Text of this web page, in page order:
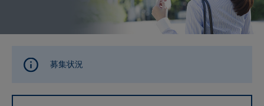
募集状況